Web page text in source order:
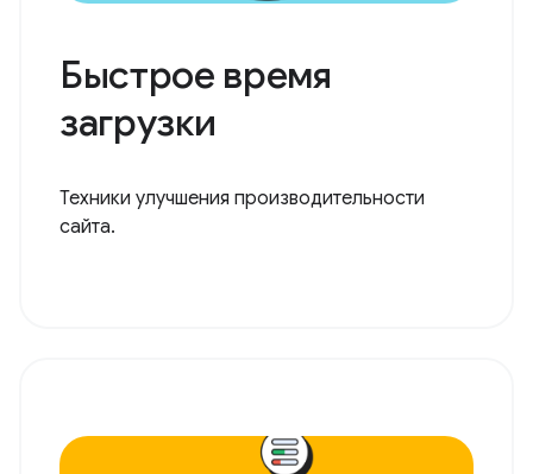
Быстрое время
загрузки
Техники улучшения производительности
сайта.